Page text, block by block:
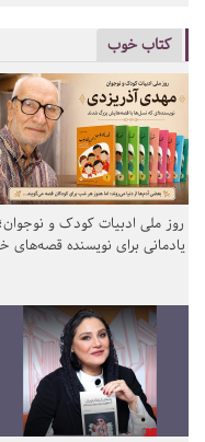
کتاب خوب
روز ملی ادبیات کودک و نوجوان؛
یادمانی برای نویسنده قصه‌های